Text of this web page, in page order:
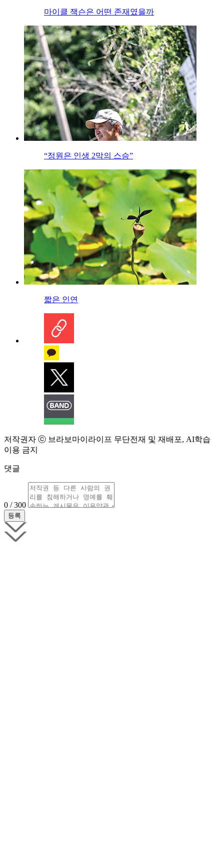
마이클 잭슨은 어떤 존재였을까
“정원은 인생 2막의 스승”
짧은 인연
저작권자 ⓒ 브라보마이라이프 무단전재 및 재배포, AI학습
이용 금지
댓글
0 / 300